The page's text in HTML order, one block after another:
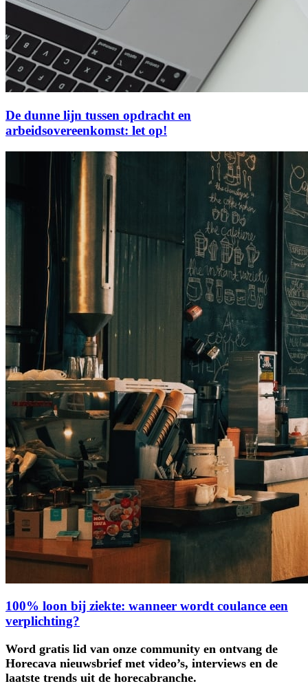
De dunne lijn tussen opdracht en
arbeidsovereenkomst: let op!
100% loon bij ziekte: wanneer wordt coulance een
verplichting?
Word gratis lid van onze community en ontvang de
Horecava nieuwsbrief met video’s, interviews en de
laatste trends uit de horecabranche.